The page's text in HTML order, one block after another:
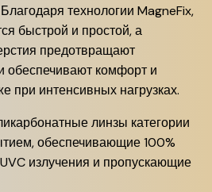
Благодаря технологии MagneFix,
быстрой и простой, а
предотвращают
обеспечивают комфорт и
при интенсивных нагрузках.
линзы категории
обеспечивающие 100%
излучения и пропускающие